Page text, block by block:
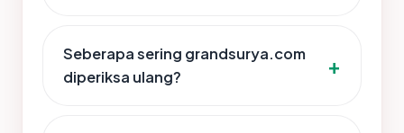
Seberapa sering grandsurya.com
diperiksa ulang?